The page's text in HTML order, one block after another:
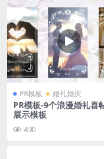
PR模板 婚礼婚庆
PR模板-9个浪漫婚礼喜
展示模板
490